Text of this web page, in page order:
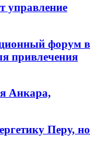
управление
форум в
привлечения
Анкара,
Перу, но